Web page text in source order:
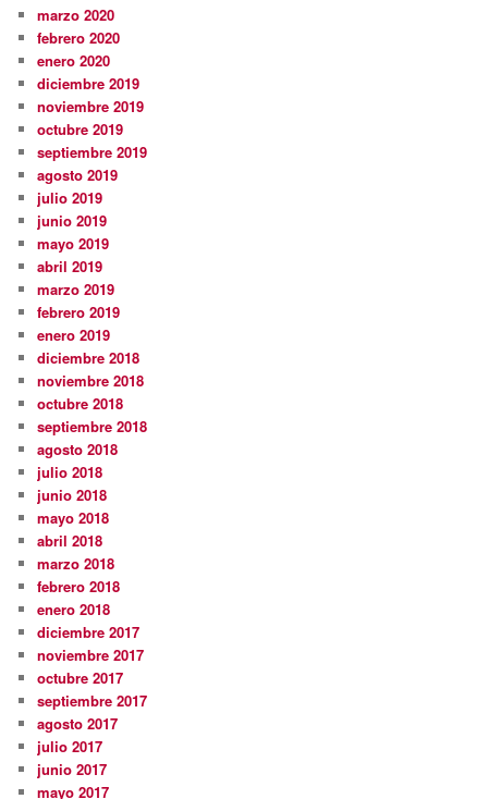
marzo 2020
febrero 2020
enero 2020
diciembre 2019
noviembre 2019
octubre 2019
septiembre 2019
agosto 2019
julio 2019
junio 2019
mayo 2019
abril 2019
marzo 2019
febrero 2019
enero 2019
diciembre 2018
noviembre 2018
octubre 2018
septiembre 2018
agosto 2018
julio 2018
junio 2018
mayo 2018
abril 2018
marzo 2018
febrero 2018
enero 2018
diciembre 2017
noviembre 2017
octubre 2017
septiembre 2017
agosto 2017
julio 2017
junio 2017
mayo 2017